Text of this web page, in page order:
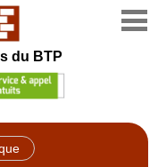
du BTP